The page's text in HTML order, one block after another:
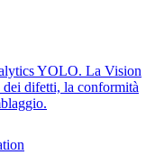
YOLO. La Vision
difetti, la conformità